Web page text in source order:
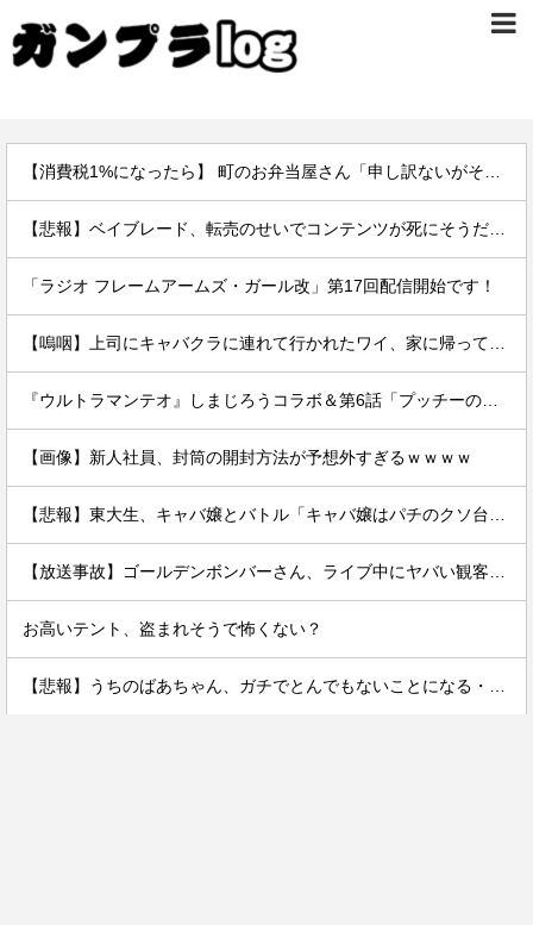
「ラジオ フレームアームズ・ガール改」第17回配信開始です！
【画像】新人社員、封筒の開封方法が予想外すぎるｗｗｗｗ
お高いテント、盗まれそうで怖くない？